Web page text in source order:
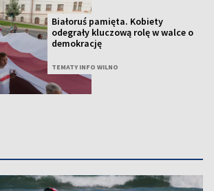
Białoruś pamięta. Kobiety
odegrały kluczową rolę w walce o
demokrację
TEMATY INFO WILNO